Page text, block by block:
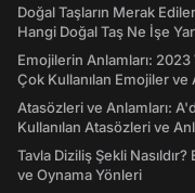
Doğal Taşların Merak
Hangi Doğal Taş Ne İşe
Emojilerin Anlamları:
Çok Kullanılan Emojiler ve
Atasözleri ve Anlamları:
Kullanılan Atasözleri ve
Tavla Diziliş Şekli Nasıldır?
ve Oynama Yönleri